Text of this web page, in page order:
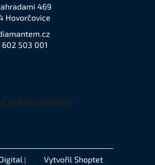
469
Hovorčovice
503 001
online platby
| Vytvořil Shoptet